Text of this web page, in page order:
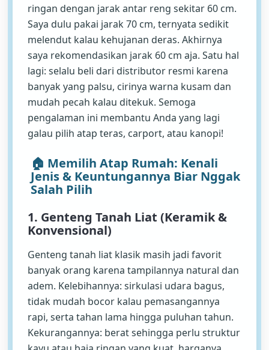
ringan dengan jarak antar reng sekitar 60 cm.
Saya dulu pakai jarak 70 cm, ternyata sedikit
melendut kalau kehujanan deras. Akhirnya
saya rekomendasikan jarak 60 cm aja. Satu hal
lagi: selalu beli dari distributor resmi karena
banyak yang palsu, cirinya warna kusam dan
mudah pecah kalau ditekuk. Semoga
pengalaman ini membantu Anda yang lagi
galau pilih atap teras, carport, atau kanopi!
🏠 Memilih Atap Rumah: Kenali
Jenis & Keuntungannya Biar Nggak
Salah Pilih
1. Genteng Tanah Liat (Keramik &
Konvensional)
Genteng tanah liat klasik masih jadi favorit
banyak orang karena tampilannya natural dan
adem. Kelebihannya: sirkulasi udara bagus,
tidak mudah bocor kalau pemasangannya
rapi, serta tahan lama hingga puluhan tahun.
Kekurangannya: berat sehingga perlu struktur